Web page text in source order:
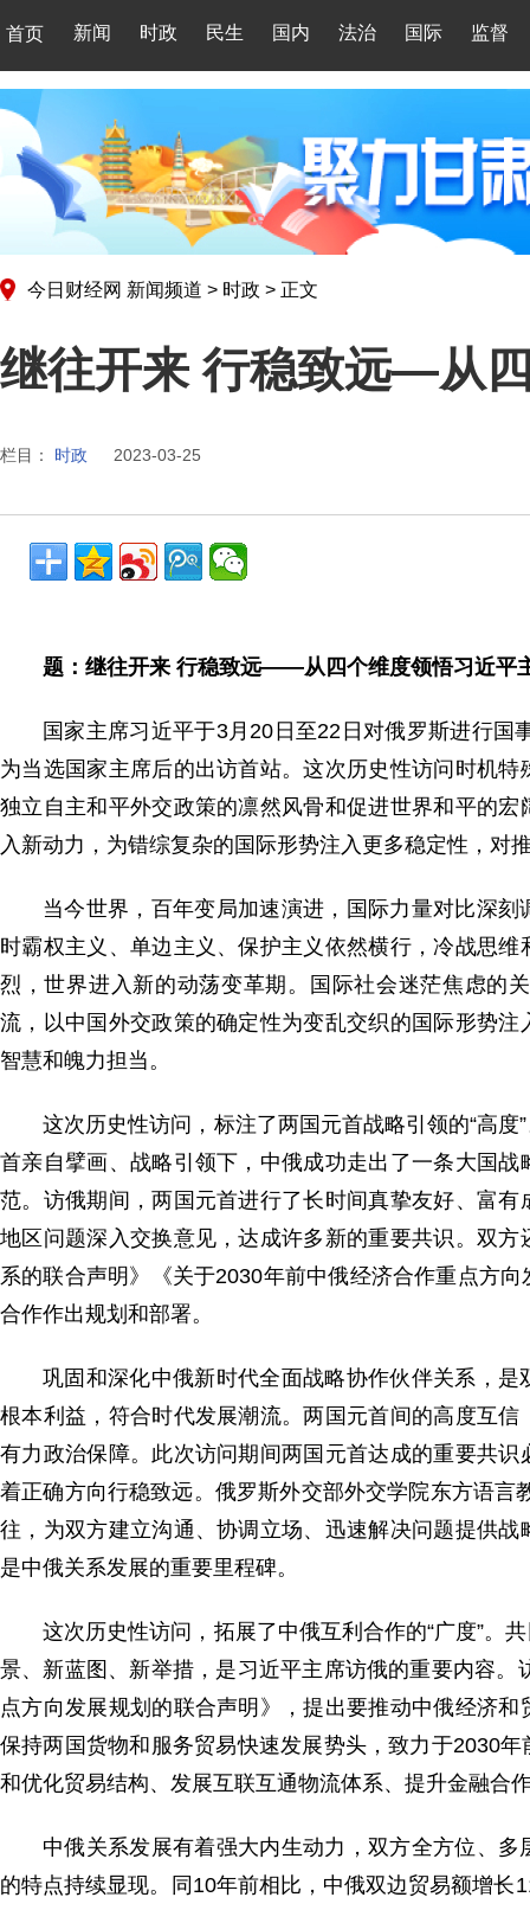
首页 新闻 时政 民生 国内 法治 国际 监督
今日财经网 新闻频道 > 时政 > 正文
继往开来 行稳致远—从
栏目： 时政 2023-03-25
题：继往开来 行稳致远——从四个维度领悟习近平
国家主席习近平于3月20日至22日对俄罗斯进行
为当选国家主席后的出访首站。这次历史性访问时机
独立自主和平外交政策的凛然风骨和促进世界和平的
入新动力，为错综复杂的国际形势注入更多稳定性，对
当今世界，百年变局加速演进，国际力量对比深
时霸权主义、单边主义、保护主义依然横行，冷战思
烈，世界进入新的动荡变革期。国际社会迷茫焦虑的
流，以中国外交政策的确定性为变乱交织的国际形势
智慧和魄力担当。
这次历史性访问，标注了两国元首战略引领的“高
首亲自擘画、战略引领下，中俄成功走出了一条大国
范。访俄期间，两国元首进行了长时间真挚友好、富
地区问题深入交换意见，达成许多新的重要共识。双
系的联合声明》《关于2030年前中俄经济合作重点方
合作作出规划和部署。
巩固和深化中俄新时代全面战略协作伙伴关系，
根本利益，符合时代发展潮流。两国元首间的高度互
有力政治保障。此次访问期间两国元首达成的重要共
着正确方向行稳致远。俄罗斯外交部外交学院东方语
往，为双方建立沟通、协调立场、迅速解决问题提供
是中俄关系发展的重要里程碑。
这次历史性访问，拓展了中俄互利合作的“广度”。
景、新蓝图、新举措，是习近平主席访俄的重要内容
点方向发展规划的联合声明》，提出要推动中俄经济
保持两国货物和服务贸易快速发展势头，致力于2030
和优化贸易结构、发展互联互通物流体系、提升金融合
中俄关系发展有着强大内生动力，双方全方位、
的特点持续显现。同10年前相比，中俄双边贸易额增